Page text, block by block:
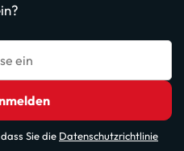
ein
Sie die Datenschutzrichtlinie